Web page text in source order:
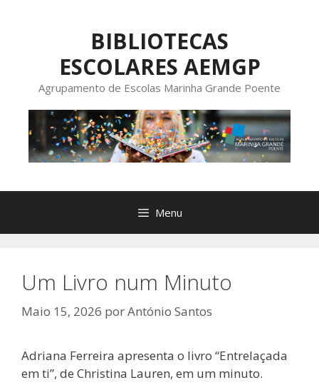
BIBLIOTECAS
ESCOLARES AEMGP
Agrupamento de Escolas Marinha Grande Poente
Menu
Um Livro num Minuto
Maio 15, 2026 porAntónio Santos
Adriana Ferreira apresenta o livro “Entrelaçada
em ti”, de Christina Lauren, em um minuto.